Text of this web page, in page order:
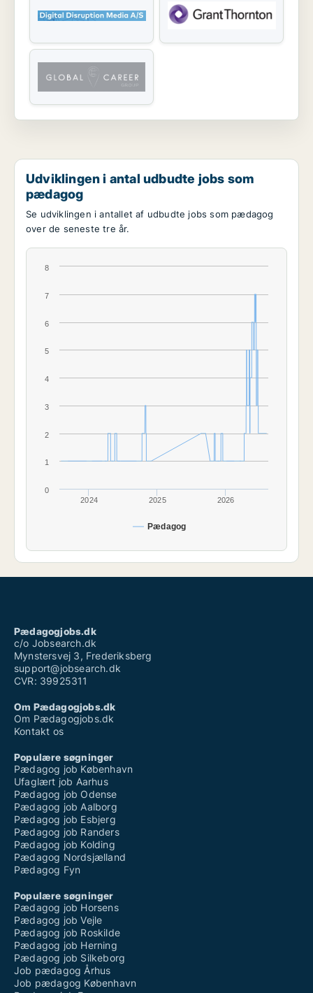
Udviklingen i antal udbudte jobs som
pædagog
Se udviklingen i antallet af udbudte jobs som pædagog
over de seneste tre år.
Pædagog
2024 2025 2026
0
1
2
3
4
5
6
7
8
Pædagogjobs.dk
c/o Jobsearch.dk
Mynstersvej 3, Frederiksberg
support@jobsearch.dk
CVR: 39925311
Om Pædagogjobs.dk
Om Pædagogjobs.dk
Kontakt os
Populære søgninger
Pædagog job København
Ufaglært job Aarhus
Pædagog job Odense
Pædagog job Aalborg
Pædagog job Esbjerg
Pædagog job Randers
Pædagog job Kolding
Pædagog Nordsjælland
Pædagog Fyn
Populære søgninger
Pædagog job Horsens
Pædagog job Vejle
Pædagog job Roskilde
Pædagog job Herning
Pædagog job Silkeborg
Job pædagog Århus
Job pædagog København